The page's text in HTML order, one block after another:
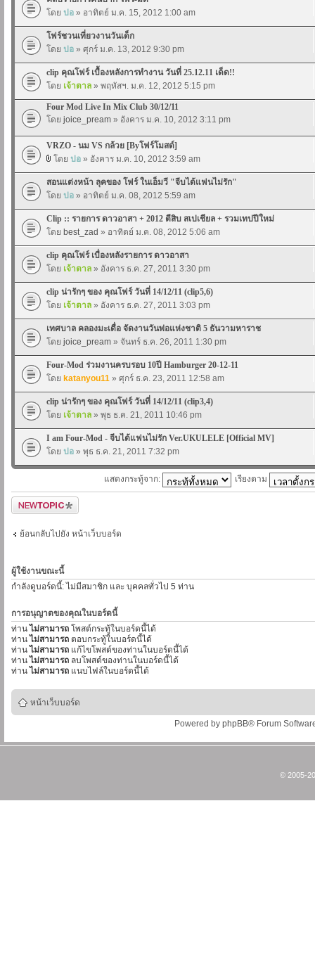
โดย ปอ » อาทิตย์ ม.ค. 15, 2012 1:00 am
โฟร์ชวนเที่ยวงานวันเด็ก
โดย ปอ » ศุกร์ ม.ค. 13, 2012 9:30 pm
clip คุณโฟร์ เบื้องหลังการทำงาน วันที่ 25.12.11 เด็ด!!
โดย เจ้าตาล » พฤหัสฯ. ม.ค. 12, 2012 5:15 pm
Four Mod Live In Mix Club 30/12/11
โดย joice_pream » อังคาร ม.ค. 10, 2012 3:11 pm
VRZO - นม VS กล้วย [Byโฟร์โมสต์]
โดย ปอ » อังคาร ม.ค. 10, 2012 3:59 am
สอนแต่งหน้า ลุคของ โฟร์ ในเอ็มวี "จีบได้แฟนไม่รัก"
โดย ปอ » อาทิตย์ ม.ค. 08, 2012 5:59 am
Clip :: รายการ ดาวอาสา + 2012 ตีสิบ สเปเชียล + รวมเทปปีใหม่
โดย best_zad » อาทิตย์ ม.ค. 08, 2012 5:06 am
clip คุณโฟร์ เบื่องหลังรายการ ดาวอาสา
โดย เจ้าตาล » อังคาร ธ.ค. 27, 2011 3:30 pm
clip น่ารักๆ ของ คุณโฟร์ วันที่ 14/12/11 (clip5,6)
โดย เจ้าตาล » อังคาร ธ.ค. 27, 2011 3:03 pm
เทศบาล คลองมะเดื่อ จัดงานวันพ่อแห่งชาติ 5 ธันวามหาราช
โดย joice_pream » จันทร์ ธ.ค. 26, 2011 1:30 pm
Four-Mod ร่วมงานครบรอบ 10ปี Hamburger 20-12-11
โดย katanyou11 » ศุกร์ ธ.ค. 23, 2011 12:58 am
clip น่ารักๆ ของ คุณโฟร์ วันที่ 14/12/11 (clip3,4)
โดย เจ้าตาล » พุธ ธ.ค. 21, 2011 10:46 pm
I am Four-Mod - จีบได้แฟนไม่รัก Ver.UKULELE [Official MV]
โดย ปอ » พุธ ธ.ค. 21, 2011 7:32 pm
แสดงกระทู้จาก: เรียงตาม
ตั้งกระทู้ใหม่
ย้อนกลับไปยัง หน้าเว็บบอร์ด
ผู้ใช้งานขณะนี้
กำลังดูบอร์ดนี้: ไม่มีสมาชิก และ บุคคลทั่วไป 5 ท่าน
การอนุญาตของคุณในบอร์ดนี้
ท่าน ไม่สามารถ โพสต์กระทู้ในบอร์ดนี้ได้
ท่าน ไม่สามารถ ตอบกระทู้ในบอร์ดนี้ได้
ท่าน ไม่สามารถ แก้ไขโพสต์ของท่านในบอร์ดนี้ได้
ท่าน ไม่สามารถ ลบโพสต์ของท่านในบอร์ดนี้ได้
ท่าน ไม่สามารถ แนบไฟล์ในบอร์ดนี้ได้
หน้าเว็บบอร์ด
Powered by phpBB® Forum
© 2005-